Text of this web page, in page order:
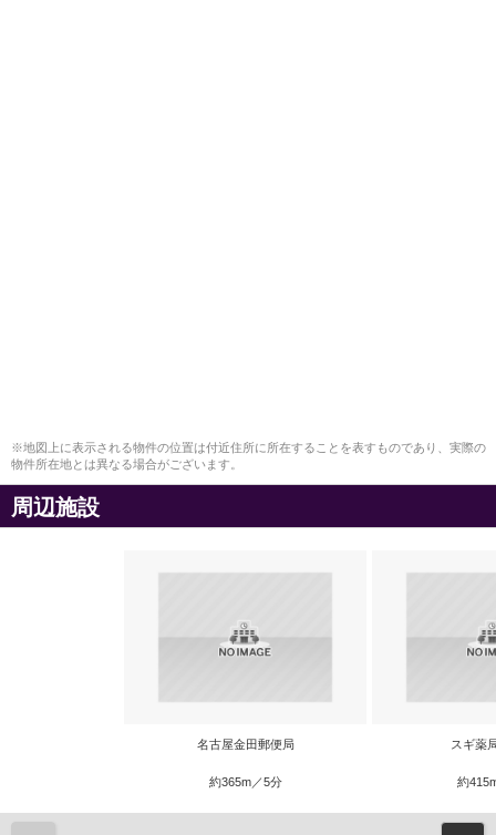
※地図上に表示される物件の位置は付近住所に所在することを表すものであり、実際の
物件所在地とは異なる場合がございます。
周辺施設
名古屋金田郵便局
約365m／5分
スギ薬
約